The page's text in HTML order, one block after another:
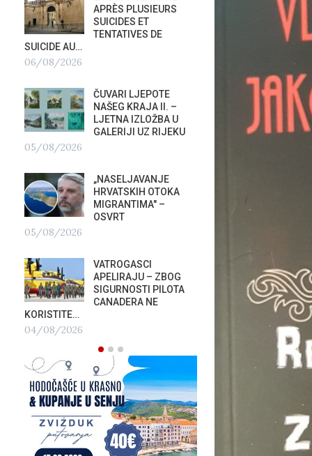
APRÈS PLUSIEURS
SUICIDES ET
TENTATIVES DE
SUICIDE AU…
06/08/2026
ČUVARI LJEPOTE
NAŠEG KRAJA II. –
LJETNA IZLOŽBA U
GALERIJI UZ RIJEKU
05/08/2026
„NASELJAVANJE
HRVATSKIH OTOKA
MIGRANTIMA″ –
OSVRT
05/08/2026
VATROGASCI
APELIRAJU – ZBOG
SIGURNOSTI PILOTA
CANADERA NE
KORISTITE…
04/08/2026
SU
U
PLURALIZMA –…
01/08/2026